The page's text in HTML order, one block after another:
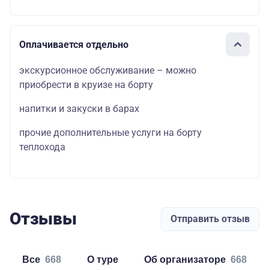
Оплачивается отдельно
экскурсионное обслуживание – можно
приобрести в круизе на борту
напитки и закуски в барах
прочие дополнительные услуги на борту
теплохода
Отзывы Отправить отзыв
Все 668 о туре об организаторе 668